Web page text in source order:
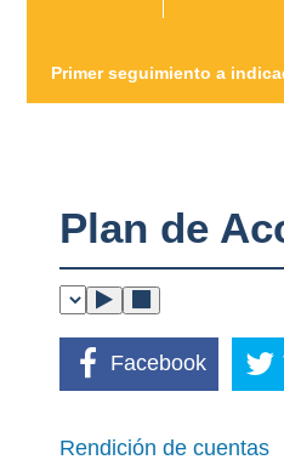
Primer seguimiento a
Plan de
Facebook
Rendición de cuentas